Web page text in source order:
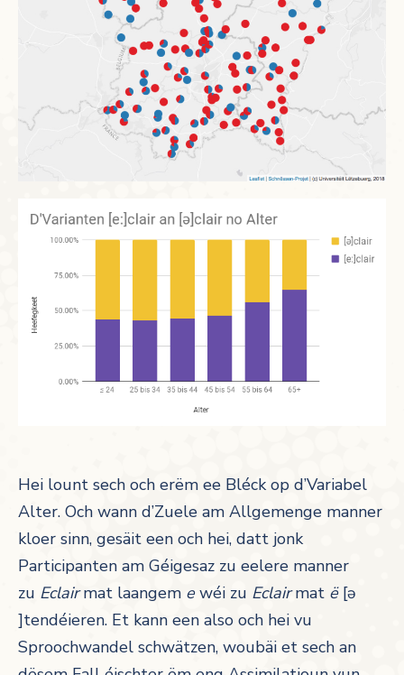
Hei lount sech och erëm ee Bléck op d’Variabel
Alter. Och wann d’Zuele am Allgemenge manner
kloer sinn, gesäit een och hei, datt jonk
Participanten am Géigesaz zu eelere manner
zu Eclairmat laangem ewéi zu Eclairmat ë [ə
]tendéieren. Et kann een also och hei vu
Sproochwandel schwätzen, woubäi et sech an